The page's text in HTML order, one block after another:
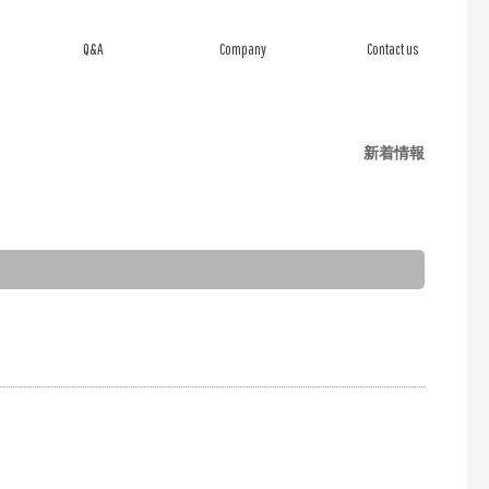
Q&A Company Contact us
お問い合わせ
新着情報